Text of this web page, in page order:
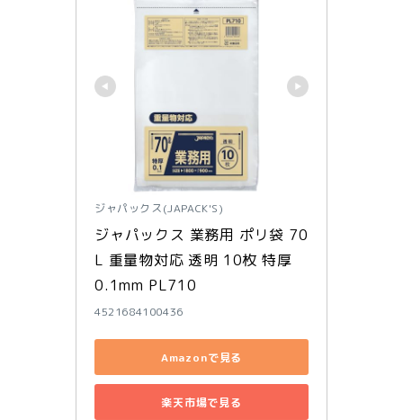
ジャパックス(JAPACK'S)
ジャパックス 業務用 ポリ袋 70
L 重量物対応 透明 10枚 特厚
0.1mm PL710
4521684100436
Amazonで見る
楽天市場で見る